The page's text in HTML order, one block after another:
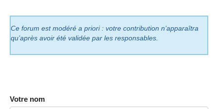
Ce forum est modéré a priori : votre contribution n’apparaîtra
qu’après avoir été validée par les responsables.
Votre nom